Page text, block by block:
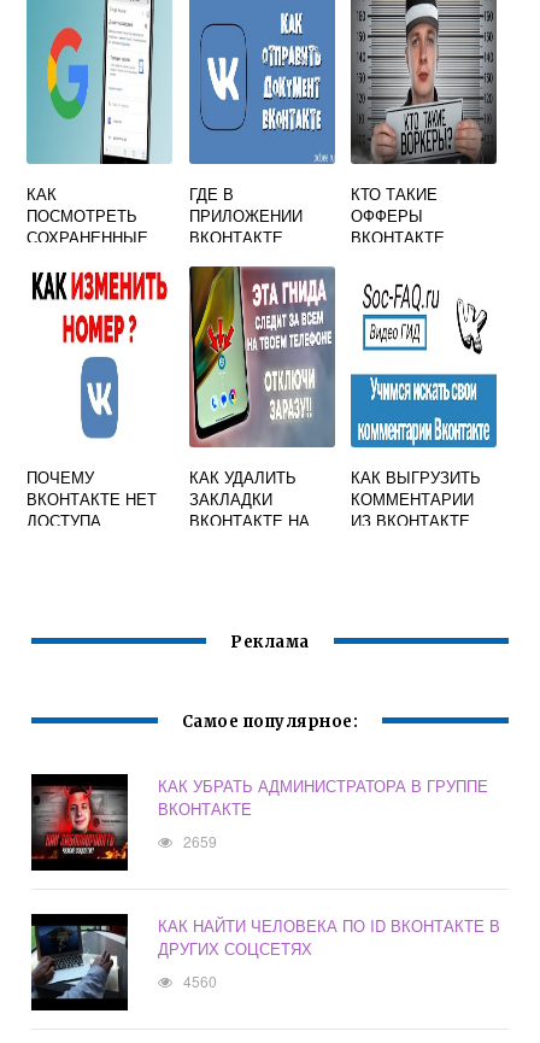
КАК
ПОСМОТРЕТЬ
СОХРАНЕННЫЕ
ВКОНТАКТЕ
ГДЕ В
ПРИЛОЖЕНИИ
ВКОНТАКТЕ
КТО ТАКИЕ
ОФФЕРЫ
ВКОНТАКТЕ
ПОЧЕМУ
ВКОНТАКТЕ НЕТ
ДОСТУПА
КАК УДАЛИТЬ
ЗАКЛАДКИ
ВКОНТАКТЕ НА
КАК ВЫГРУЗИТЬ
КОММЕНТАРИИ
ИЗ ВКОНТАКТЕ
Реклама
Самое популярное:
КАК УБРАТЬ АДМИНИСТРАТОРА В ГРУППЕ
ВКОНТАКТЕ
2659
КАК НАЙТИ ЧЕЛОВЕКА ПО ID ВКОНТАКТЕ В
ДРУГИХ СОЦСЕТЯХ
4560